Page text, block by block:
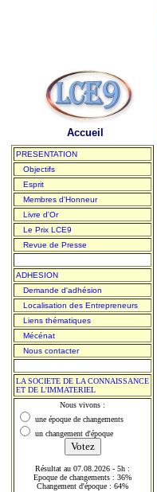
Accueil
PRESENTATION
Objectifs
Esprit
Membres d'Honneur
Livre d'Or
Le Prix LCE9
Revue de Presse
ADHESION
Demande d'adhésion
Localisation des Entrepreneurs
Liens thématiques
Mécénat
Nous contacter
LA SOCIETE DE LA CONNAISSANCE
ET DE L'IMMATERIEL
Nous vivons :
une époque de changements
un changement d'époque
Résultat au 07.08.2026 - 5h :
Epoque de changements : 36%
Changement d'époque : 64%